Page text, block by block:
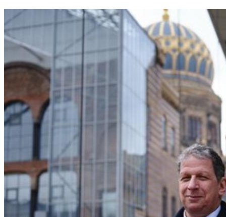
1999:Dietmar Schönherr
2000:
Generalsekretär a.D. des Jüdischen
Weltkongresses
2001:Wolf Biermann
Joschka Fischer
2003: Jan Philipp Reemtsma
2004: Ernst Cramer
Hildegard Hamm-Brücher
2006:Annemarie Renger
2007:Volkhard Knigge
Schimon Stein
Botschafter des Staates Israel in Deutschland
2001-2008